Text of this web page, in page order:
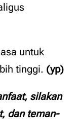
untuk
tinggi. (yp)
silakan
dan teman-